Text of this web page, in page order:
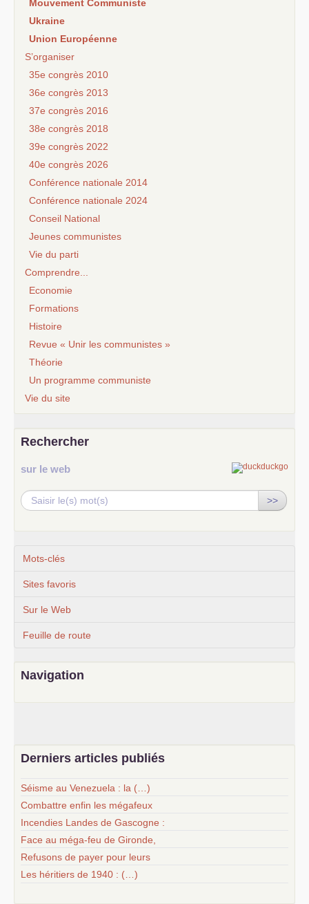
Mouvement Communiste
Ukraine
Union Européenne
S’organiser
35e congrès 2010
36e congrès 2013
37e congrès 2016
38e congrès 2018
39e congrès 2022
40e congrès 2026
Conférence nationale 2014
Conférence nationale 2024
Conseil National
Jeunes communistes
Vie du parti
Comprendre...
Economie
Formations
Histoire
Revue « Unir les communistes »
Théorie
Un programme communiste
Vie du site
Rechercher
sur le web
>>
Mots-clés
Sites favoris
Sur le Web
Feuille de route
Navigation
Derniers articles publiés
Séisme au Venezuela : la (…)
Combattre enfin les mégafeux
Incendies Landes de Gascogne :
Face au méga-feu de Gironde,
Refusons de payer pour leurs
Les héritiers de 1940 : (…)